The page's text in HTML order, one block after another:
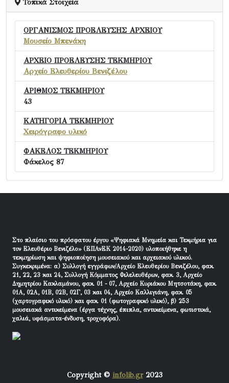
Τοπικά Στοιχεία
ΟΡΓΑΝΙΣΜΟΣ ΠΡΟΕΛΕΥΣΗΣ ΑΡΧΕΙΟΥ
Μουσείο Μπενάκη
ΑΡΧΕΙΟ ΠΡΟΕΛΕΥΣΗΣ ΤΕΚΜΗΡΙΟΥ
Αρχείο Ελευθερίου Βενιζέλου
ΑΡΙΘΜΟΣ ΤΕΚΜΗΡΙΟΥ
43
ΚΑΤΗΓΟΡΙΑ ΤΕΚΜΗΡΙΟΥ
Χειρόγραφο υλικό
ΦΑΚΕΛΟΣ ΤΕΚΜΗΡΙΟΥ
Φάκελος 87
Στο πλαίσιο του πρόσφατου έργου «Ψηφιακά Μνημεία και Τεκμήρια για
τον Ελευθέριο Βενιζέλο» (ΕΠΑνΕΚ 2014-2020) υλοποιήθηκε η
τεκμηρίωση και ψηφιοποίηση μουσειακού και αρχειακού υλικού.
Συγκεκριμένα: α) Συλλογή εγγράφων/Αρχείο Ελευθερίου Βενιζέλου, φακ.
21, 22, 23 και 24, Συλλογή Κόμματος Φιλελευθέρων, φακ. 3, Αρχείο
Δημητρίου Κακλαμάνου, φακ. 01 - 07, Αρχείο Κυριάκου Μητσοτάκη, φακ.
01Α, 02Α, 01Β, 02Β, 02Γ, 03 και 04, Αρχείο Καλλιγιάνη, φακ. 05
(χαρτογραφικό υλικό) και φακ. 01 (φωτογραφικό υλικό), β) 253
μουσειακά αντικείμενα (έργα τέχνης, έπιπλα, αντικείμενα, φωτιστικά,
χαλιά, υφάσματα-ένδυση, τροχοφόρα).
Copyright © infolib.gr2023